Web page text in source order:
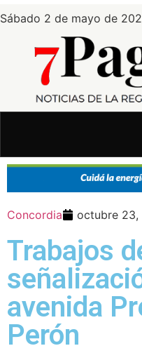
Sábado 2 de mayo de
Concordia octubre 23,
Trabajos
avenida
Perón